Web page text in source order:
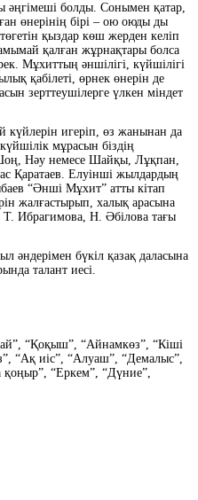
болды. Сонымен қатар,
өнерінің бірі – ою оюды ды
қыздар көш жерден келіп
қалған жұрнақтары болса
Мұхиттың әншілігі, күйшілігі
қабілеті, өрнек өнерін де
зерттеушілерге үлкен міндет
игеріп, өз жанынан да
мұрасын біздің
Нәу немесе Шайқы, Лұқпан,
Қаратаев. Елуінші жылдардың
“Әнші Мұхит” атты кітап
жалғастырып, халық арасына
Ибрагимова, Н. Әбілова тағы
әндерімен бүкіл қазақ даласына
талант иесі.
“Қоқыш”, “Айнамкөз”, “Кіші
“Ақ иіс”, “Алуаш”, “Демалыс”,
“Еркем”, “Дүние”,